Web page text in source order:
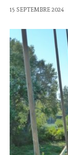
15 SEPTEMBRE 2024